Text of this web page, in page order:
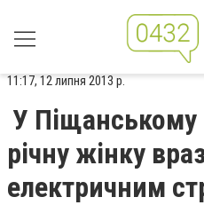
11:17, 12 липня 2013 р.
У Піщанському
річну жінку
електричним